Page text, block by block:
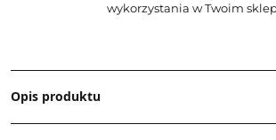
wykorzystania w Twoim
Opis produktu